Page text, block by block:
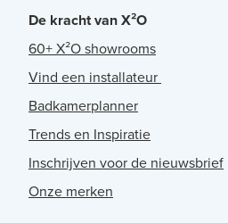
De kracht van X²O
60+ X²O showrooms
Vind een installateur
Badkamerplanner
Trends en Inspiratie
Inschrijven voor de nieuwsbrief
Onze merken